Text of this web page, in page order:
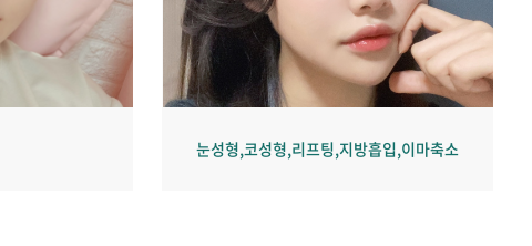
눈성형,코성형,리프팅,지방흡입,이마축소